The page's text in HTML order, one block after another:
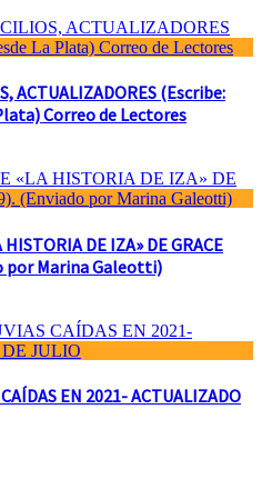
ACTUALIZADORES (Escribe:
Correo de Lectores
DE IZA» DE GRACE
por Marina Galeotti)
EN 2021- ACTUALIZADO